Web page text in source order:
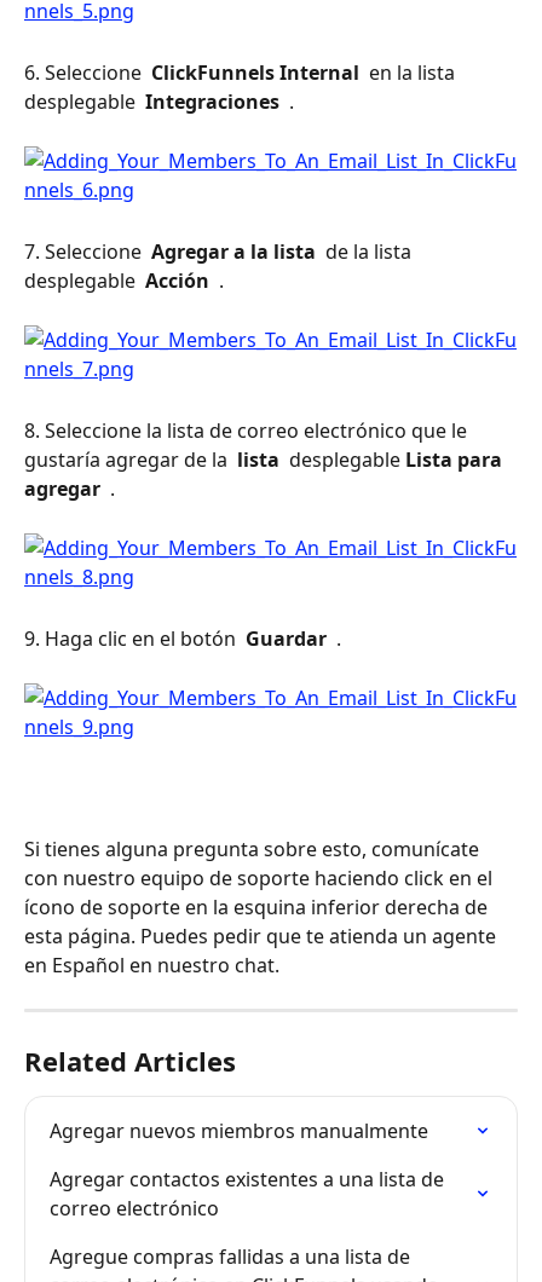
6. Seleccione ClickFunnels Internal en la lista
desplegable Integraciones .
7. Seleccione Agregar a la lista de la lista
desplegable Acción .
8. Seleccione la lista de correo electrónico que le
gustaría agregar de la lista desplegable Lista para
agregar .
9. Haga clic en el botón Guardar .
Si tienes alguna pregunta sobre esto, comunícate
con nuestro equipo de soporte haciendo click en el
ícono de soporte en la esquina inferior derecha de
esta página. Puedes pedir que te atienda un agente
en Español en nuestro chat.
Related Articles
Agregar nuevos miembros manualmente
Agregar contactos existentes a una lista de
correo electrónico
Agregue compras fallidas a una lista de